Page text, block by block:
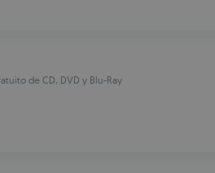
de CD, DVD y Blu-Ray